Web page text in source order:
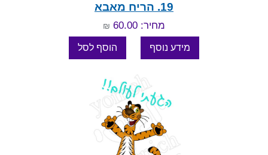
19. הריח מאבא
מחיר: 60.00 ₪